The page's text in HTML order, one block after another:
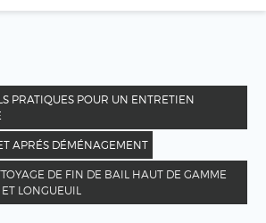
PRATIQUES POUR UN ENTRETIEN
APRÉS DÉMÉNAGEMENT
DE FIN DE BAIL HAUT DE GAMME
LONGUEUIL